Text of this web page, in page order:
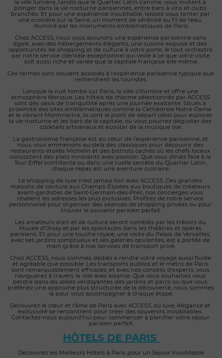
la ville lumière, tandis que le Quartier Latin s'anime, vous invitant à
plonger dans la vie nocturne parisiennes, entre bars à vins et clubs
branchés. Et pour une expérience inoubliable, laissez-vous tenter par
une croisière sur la Seine, un moment de sérénité au fil de l'eau,
illuminé par les monuments emblématiques de Paris.
Chez ACCESS, nous vous assurons une expérience parisienne sans
égale, avec des hébergements élégants, une cuisine exquise et des
opportunités de shopping et de culture à votre porte, le tout orchestré
par notre service clientèle exceptionnel qui veille à ce que votre visite
soit aussi riche et variée que la capitale française elle-même.
Ces termes sont souvent associés à l'expérience parisienne typique que
recherchent les touristes.
Lorsque la nuit tombe sur Paris, la ville s'illumine et offre une
atmosphère féerique. Les hôtels de charme sélectionnés par ACCESS
sont des oasis de tranquillité après une journée exaltante. Situés à
proximité des sites emblématiques comme la Cathédrale Notre-Dame
et le vibrant Montmartre, ils sont le point de départ idéal pour explorer
la vie nocturne et les bars de la capitale, où vous pourrez déguster des
cocktails artisanaux et écouter de la musique live.
La gastronomie française est au cœur de l'expérience parisienne, et
nous vous emmenons au-delà des classiques pour découvrir des
restaurants étoilés Michelin et des bistrots cachés où les chefs locaux
concoctent des plats innovants avec passion. Que vous dîniez face à la
Tour Eiffel scintillante ou dans une ruelle secrète du Quartier Latin,
chaque repas est une aventure culinaire.
Le shopping de luxe n'est jamais loin avec ACCESS. Des grandes
maisons de couture aux Champs-Élysées aux boutiques de créateurs
avant-gardistes de Saint-Germain-des-Prés, nos concierges vous
révèlent les adresses les plus exclusives. Profitez de notre service
personnalisé pour organiser des séances de shopping privées ou pour
trouver le souvenir parisien parfait.
Les amateurs d'art et de culture seront comblés par les trésors du
Musée d'Orsay et par les spectacles dans les théâtres et opéras
parisiens. Et pour une touche royale, une visite du Palais de Versailles,
avec ses jardins somptueux et ses galeries opulentes, est à portée de
main grâce à nos services de transport privé.
Chez ACCESS, nous sommes dédiés à rendre votre voyage aussi fluide
et agréable que possible. Les transports publics et le métro de Paris
sont remarquablement efficaces, et avec nos conseils d'experts, vous
naviguerez à travers la ville avec aisance. Que vous souhaitiez vous
perdre dans les allées verdoyantes des jardins et parcs ou que vous
préfériez une approche plus structurée de la découverte, nous sommes
là pour vous accompagner à chaque étape.
Découvrez le cœur et l'âme de Paris avec ACCESS, où luxe, élégance et
exclusivité se rencontrent pour créer des souvenirs inoubliables.
Contactez-nous aujourd'hui pour commencer à planifier votre séjour
parisien parfait.
HÔTELS DE PARIS
Découvrez les Meilleurs Hôtels à Paris pour un Séjour Inoubliable